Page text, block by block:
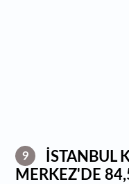
9
İSTANBUL
MERKEZ'DE